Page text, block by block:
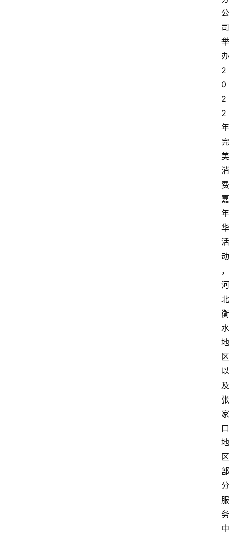
公
司
举
办
2
0
2
2
年
完
美
消
费
嘉
年
华
活
动
，
河
北
衡
水
地
区
以
及
张
家
口
地
区
部
分
服
务
中